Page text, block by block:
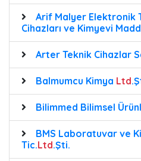
Arif Malyer Elektronik
Cihazları ve Kimyevi
Arter Teknik Cihazlar
Balmumcu Kimya Ltd
Bilimmed Bilimsel
BMS Laboratuvar ve
Tic.Ltd.Şti.